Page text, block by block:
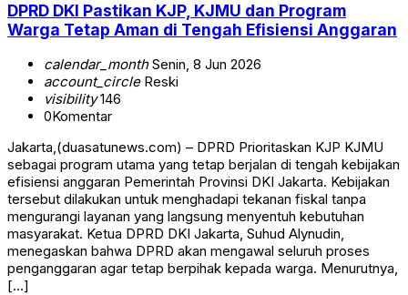
DPRD DKI Pastikan KJP, KJMU dan Program
Warga Tetap Aman di Tengah Efisiensi Anggaran
calendar_monthSenin, 8 Jun 2026
account_circleReski
visibility146
0Komentar
Jakarta,(duasatunews.com) – DPRD Prioritaskan KJP KJMU
sebagai program utama yang tetap berjalan di tengah kebijakan
efisiensi anggaran Pemerintah Provinsi DKI Jakarta. Kebijakan
tersebut dilakukan untuk menghadapi tekanan fiskal tanpa
mengurangi layanan yang langsung menyentuh kebutuhan
masyarakat. Ketua DPRD DKI Jakarta, Suhud Alynudin,
menegaskan bahwa DPRD akan mengawal seluruh proses
penganggaran agar tetap berpihak kepada warga. Menurutnya,
[…]